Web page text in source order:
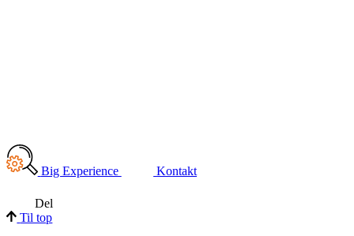
Big Experience Kontakt
Del
Til top